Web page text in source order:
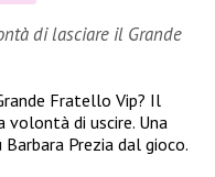
di lasciare il Grande
Fratello Vip? Il
volontà di uscire. Una
Prezia dal gioco.